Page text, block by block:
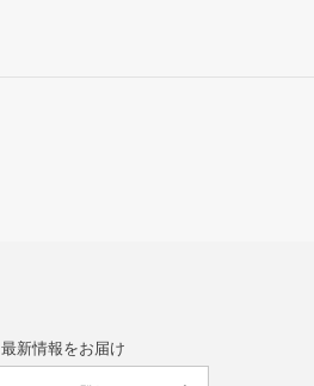
最新情報をお届け